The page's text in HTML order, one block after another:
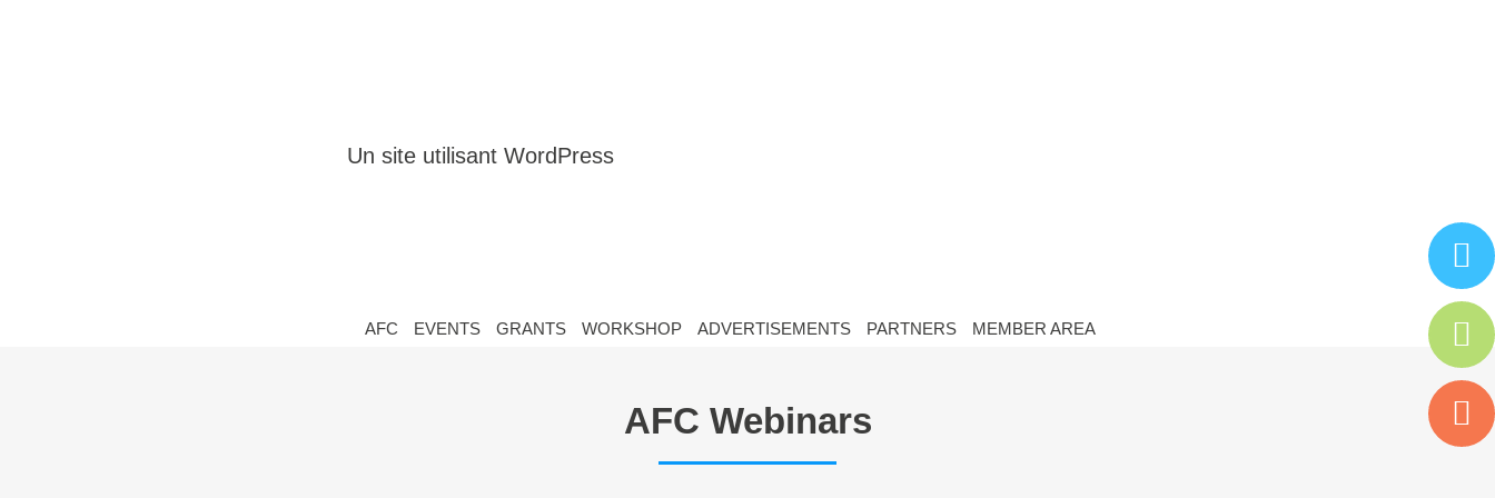
Un site utilisant WordPress
AFC EVENTS GRANTS WORKSHOP ADVERTISEMENTS PARTNERS MEMBER AREA
AFC Webinars